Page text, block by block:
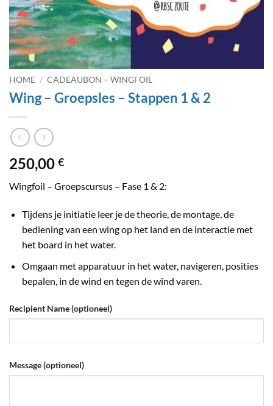
HOME / CADEAUBON – WINGFOIL
Wing – Groepsles – Stappen 1 & 2
250,00 €
Wingfoil – Groepscursus – Fase 1 & 2:
Tijdens je initiatie leer je de theorie, de montage, de
bediening van een wing op het land en de interactie met
het board in het water.
Omgaan met apparatuur in het water, navigeren, posities
bepalen, in de wind en tegen de wind varen.
Recipient Name(optioneel)
Message(optioneel)